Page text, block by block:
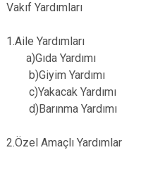
Vakıf Yardımları
1.Aile Yardımları
a)Gıda Yardımı
b)Giyim Yardımı
c)Yakacak Yardımı
d)Barınma Yardımı
2.Özel Amaçlı Yardımlar